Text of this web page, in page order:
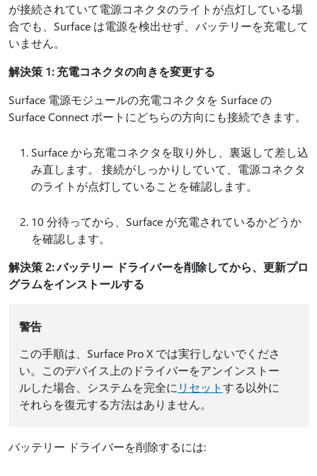
が接続されていて電源コネクタのライトが点灯している場
合でも、Surface は電源を検出せず、バッテリーを充電して
いません。
解決策 1: 充電コネクタの向きを変更する
Surface 電源モジュールの充電コネクタを Surface の
Surface Connect ポートにどちらの方向にも接続できます。
Surface から充電コネクタを取り外し、裏返して差し込
み直します。 接続がしっかりしていて、電源コネクタ
のライトが点灯していることを確認します。
10 分待ってから、Surface が充電されているかどうか
を確認します。
解決策 2: バッテリー ドライバーを削除してから、更新プロ
グラムをインストールする
警告
この手順は、Surface Pro X では実行しないでくださ
い。このデバイス上のドライバーをアンインストー
ルした場合、システムを完全に リセットする以外に
それらを復元する方法はありません。
バッテリー ドライバーを削除するには: